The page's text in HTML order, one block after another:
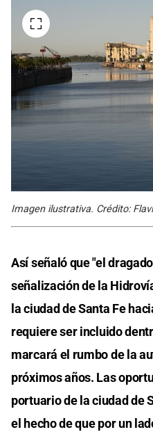
Imagen ilustrativa. Crédito:
Así señaló que "el
señalización de la
la ciudad de Santa Fe
requiere ser incluido
marcará el rumbo de la
próximos años. Las
portuario de la ciudad de
el hecho de que por un